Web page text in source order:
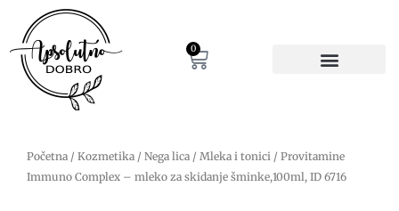
sadržaj
0
Cart
Početna / Kozmetika / Nega lica / Mleka i tonici / Provitamine
Immuno Complex – mleko za skidanje šminke,100ml, ID 6716